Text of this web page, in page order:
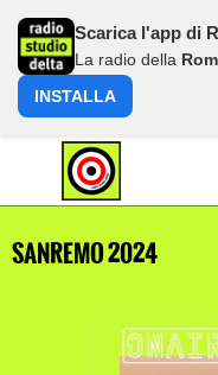
SANREMO 2024
Scarica l'app di
La radio della
INSTALLA